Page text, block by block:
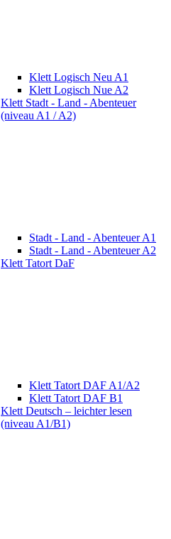
Klett Logisch Neu A1
Klett Logisch Nue A2
Klett Stadt - Land - Abenteuer
(niveau A1 / A2)
Stadt - Land - Abenteuer A1
Stadt - Land - Abenteuer A2
Klett Tatort DaF
Klett Tatort DAF A1/A2
Klett Tatort DAF B1
Klett Deutsch – leichter lesen
(niveau A1/B1)